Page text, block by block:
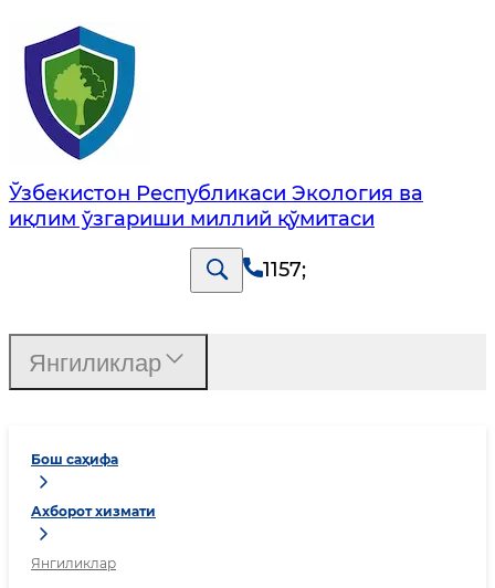
Ўзбекистон Республикаси Экология ва
иқлим ўзгариши миллий қўмитаси
1157;
Бош саҳифа
Ахборот хизмати
Янгиликлар
Янгиликлар